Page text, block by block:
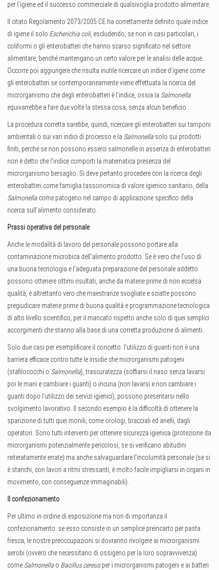
per l’igiene ed il successo commerciale di qualsivoglia prodotto alimentare.
Il citato Regolamento 2073/2005 CE ha correttamente definito quale indice
di igiene il solo Escherichia coli, escludendo, se non in casi particolari, i
coliformi o gli enterobatteri che hanno scarso significato nel settore
alimentare, benché mantengano un certo valore per le analisi delle acque.
Occorre poi aggiungere che risulta inutile ricercare un indice d’igiene come
gli enterobatteri se contemporaneamente viene effettuata la ricerca del
microrganismo che degli enterobatteri è l’indice, ossia la Salmonella:
equivarrebbe a fare due volte la stessa cosa, senza alcun beneficio.
La procedura corretta sarebbe, quindi, ricercare gli enterobatteri sui tamponi
ambientali o sui vari indici di processo e la Salmonella solo sui prodotti
finiti, perché se non possono esserci salmonelle in assenza di enterobatteri
non è detto che l’indice comporti la matematica presenza del
microrganismo bersaglio. Si deve pertanto procedere con la ricerca degli
enterobatteri come famiglia tassonomica di valore igienico sanitario, della
Salmonella come patogeno nel campo di applicazione specifico della
ricerca sull’alimento considerato.
Prassi operativa del personale
Anche le modalità di lavoro del personale possono portare alla
contaminazione microbica dell’alimento prodotto. Se è vero che l’uso di
una buona tecnologia e l’adeguata preparazione del personale addetto
possono ottenere ottimi risultati, anche da materie prime di non eccelsa
qualità, è altrettanto vero che maestranze svogliate e sciatte possono
pregiudicare materie prime di buona qualità e programmazione tecnologica
di alto livello scientifico, per il mancato rispetto anche solo di quei semplici
accorgimenti che stanno alla base di una corretta produzione di alimenti.
Solo due casi per esemplificare il concetto: l’utilizzo di guanti non è una
barriera efficace contro tutte le insidie che microrganismi patogeni
(stafilococchi o Salmonella), trascuratezza (soffiarsi il naso senza lavarsi
poi le mani e cambiare i guanti) o incuria (non lavarsi e non cambiare i
guanti dopo l’utilizzo dei servizi igienici), possono presentarsi nello
svolgimento lavorativo. Il secondo esempio è la difficoltà di ottenere la
sparizione di tutti quei monili, come orologi, bracciali ed anelli, dagli
operatori. Sono tutti interventi per ottenere sicurezza igienica (protezione da
microrganismi potenzialmente pericolosi, se si verificano abitudini
reiteratamente errate) ma anche salvaguardare l’incolumità personale (se si
è stanchi, con lavori a ritmi stressanti, è molto facile impigliarsi in organi in
movimento, con conseguenze immaginabili).
Il confezionamento
Per ultimo in ordine di esposizione ma non di importanza il
confezionamento: se esso consiste in un semplice preincarto per pasta
fresca, le nostre preoccupazioni si dovranno rivolgere ai microrganismi
aerobi (ovvero che necessitano di ossigeno per la loro sopravvivenza)
come Salmonella o Bacillus cereusper i microrganismi patogeni e ai batteri